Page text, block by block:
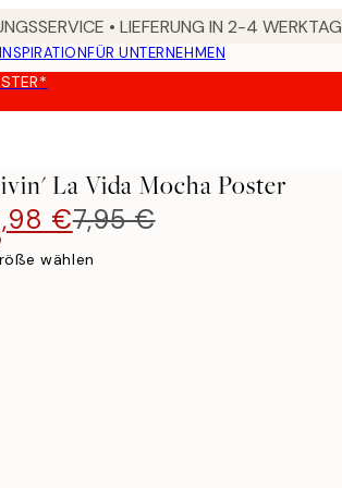
• LIEFERUNG IN 2-4
INSPIRATIONFÜR UNTERNEHMEN
La Vida Mocha Poster
€7,95 €
wählen